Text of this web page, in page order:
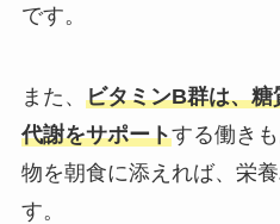
です。
また、 ビタミンB群は、
代謝をサポートする働き
物を朝食に添えれば、栄
す。